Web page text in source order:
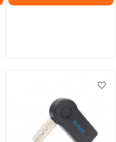
favorite_border
favorite_border